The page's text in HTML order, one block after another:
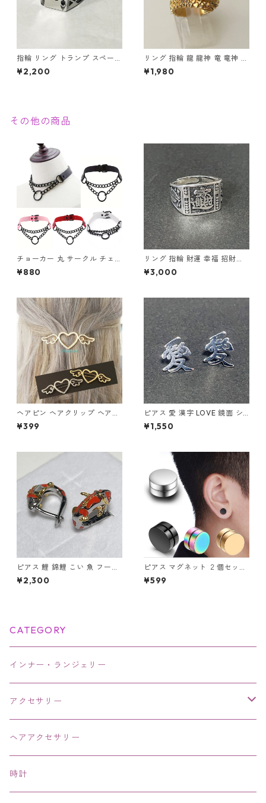
指輪 リング トランプ スペード
エース ステンレス 幸運 勝負運
ラッキーアイテム ギャンブル
¥2,200
リング 指輪 龍 龍神 竜 竜神 金
龍 ゴールド スパイラル メンズ
アクセサリー
¥1,980
その他の商品
チョーカー 丸 サークル チェー
ン レザー ブラック ２連チェー
ン レザーチョーカー
¥880
リング 指輪 財運 幸福 招財進
寶 (しょうざいしんぽう) 宝船
縁起物
¥3,000
ヘアピン ヘアクリップ ヘアア
クセサリー オープンハート 天
使の羽根 ハート フレームピン
¥399
ピアス 愛 漢字 LOVE 鏡面 シ
ルバー ユニセック アクセサリ
ー
¥1,550
ピアス 鯉 錦鯉 こい 魚 フープ
ピアス シルバー カラフル アク
セサリー
¥2,300
ピアス マグネット ２個セット
フェイク ノンホール アクセサ
リー マグネットピアス メンズ
¥599
CATEGORY
インナー・ランジェリー
アクセサリー
ネックレス・チョーカー
ピアス・イヤリング・鼻ピアス
ヘアアクセサリー
時計